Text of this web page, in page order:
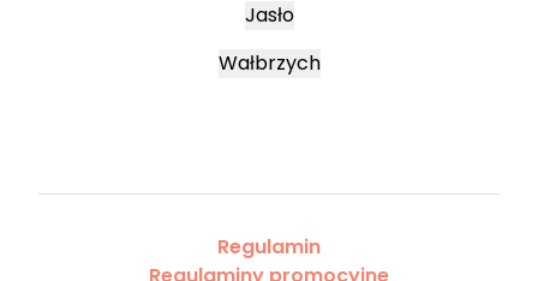
Jasło
Wałbrzych
Regulamin